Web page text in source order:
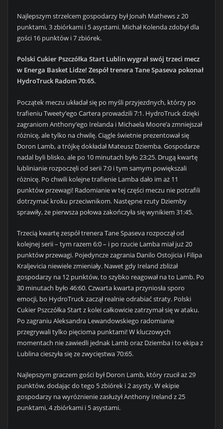
Najlepszym strzelcem gospodarzy był Jonah Mathews z 20
punktami, 3 zbiórkami i 5 asystami. Michał Kolenda zdobył dla
gości 16 punktów i 7 zbiórek.
Polski Cukier Pszczółka Start Lublin wygrał swój trzeci mecz
w Energa Basket Lidze! Zespół trenera Tane Spaseva pokonał
HydroTruck Radom 70:65.
Początek meczu układał się po myśli przyjezdnych, którzy po
trafieniu Tweety’ego Cartera prowadzili 7:1. HydroTruck dzięki
zagraniom Anthony’ego Irelanda i Michaela Moore’a zmniejszał
różnicę, ale tylko na chwilę. Ciągle świetnie prezentował się
Doron Lamb, a trójkę dokładał Mateusz Dziemba. Gospodarze
nadal byli blisko, ale po 10 minutach było 23:25. Drugą kwartę
lublinianie rozpoczęli od serii 7:0 i tym samym powiększali
różnicę. Po chwili kolejne trafienie Lamba dało im aż 11
punktów przewagi! Radomianie w tej części meczu nie potrafili
dotrzymać kroku przeciwnikom. Następne rzuty Dziemby
sprawiły, że pierwsza połowa zakończyła się wynikiem 31:45.
Trzecią kwartę zespół trenera Tane Spaseva rozpoczął od
kolejnej serii – tym razem 6:0 – i po rzucie Lamba miał już 20
punktów przewagi. Pojedyncze zagrania Danilo Ostojicia i Filipa
Kraljevicia niewiele zmieniały. Nawet gdy Ireland zbliżał
gospodarzy na 12 punktów, to szybko reagował na to Lamb. Po
30 minutach było 46:60. Czwarta kwarta przyniosła sporo
emocji, bo HydroTruck zaczął realnie odrabiać straty. Polski
Cukier Pszczółka Start z kolei całkowicie zatrzymał się w ataku.
Po zagraniu Aleksandra Lewandowskiego radomianie
przegrywali tylko pięcioma punktami! W kluczowych
momentach nie zawiedli jednak Lamb oraz Dziemba i to ekipa z
Lublina cieszyła się ze zwycięstwa 70:65.
Najlepszym graczem gości był Doron Lamb, który rzucił aż 29
punktów, dodając do tego 5 zbiórek i 2 asysty. W ekipie
gospodarzy na wyróżnienie zasłużył Anthony Ireland z 25
punktami, 4 zbiórkami i 5 asystami.